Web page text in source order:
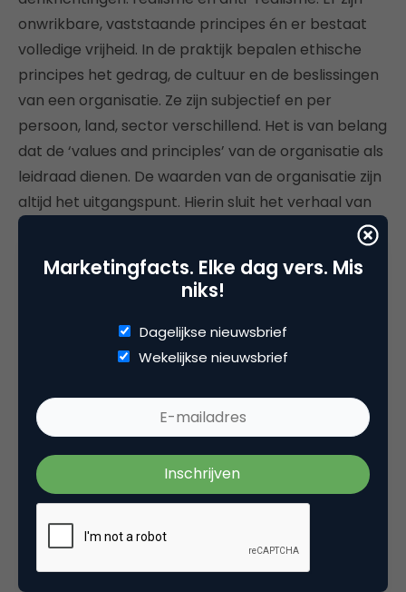
onwrikbare, vaststaande principes én er bestaat
volledige vrijheid. In de praktijk bepalen ethische
principes het gedrag, de cultuur en de beslissingen
van een organisatie. Ze zijn subjectief en per
persoon, land, sector verschillend. Het is van belang
dat de ‘values and principles’ van de organisatie als
leidraad dienen. De waarden van de organisatie zijn
altijd het uitgangspunt. Hierin sluit het verhaal van
Van Swinderen goed aan bij de overtuigingen van
koers; ‘wat vinden wij goed?’. Zonder daarbij door te
slaan in rechtlijnigheid. Het gevaar van
‘moraalridders’ ligt op de loer. Daarom moet er
voldoende intern draagvlak zijn.
Walk the talk
ons erop attent, dat vroeger het bedrijf zelf de
beoordelaar van de eigen waarden was, maar dat
tegenwoordig de reinigende werking meer van
buiten komt. Op sociale media worden je waarden
door de klant gewogen.
Marketingfacts. Elke dag vers. Mis
niks!
Dagelijkse nieuwsbrief
Wekelijkse nieuwsbrief